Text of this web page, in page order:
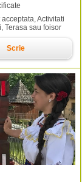
Activitati
Terasa sau foisor
Scrie